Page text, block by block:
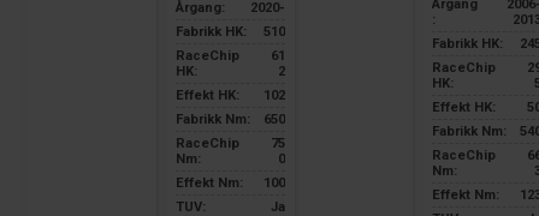
Årgang:
2020-
Fabrikk HK:
510
RaceChip
HK:
61
2
Effekt HK:
102
Fabrikk Nm:
650
RaceChip
Nm:
75
0
Effekt Nm:
100
TUV:
Ja
Årgang
:
Fabrikk HK:
RaceChip
HK:
Effekt HK:
Fabrikk Nm:
RaceChip
Nm:
Effekt Nm: